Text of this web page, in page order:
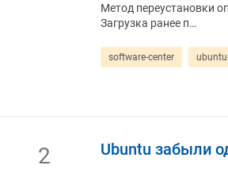
Метод переустановки
Загрузка ранее п…
software-center
2 Ubuntu забыли